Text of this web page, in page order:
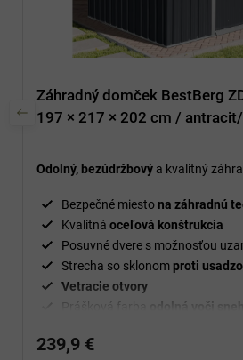
Záhradný domček BestBerg
197 × 217 × 202 cm /
Odolný, bezúdržbový a kvalitný
Bezpečné miestona záhradnú
Kvalitná oceľová konštrukcia
Posuvné dvere s možnosťou
Strecha so sklonom proti
Vetracie otvory
Prášková farba
odolná voči
239,9 €